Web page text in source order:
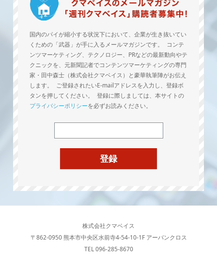
国内のパイが縮小する状況下において、企業が生き抜いてい
くための「武器」が手に入るメールマガジンです。 コンテ
ンツマーケティング、テクノロジー、PRなどの最新動向やテ
クニックを、元新聞記者でコンテンツマーケティングの専門
家・田中森士（株式会社クマベイス）と豪華執筆陣がお伝え
します。 ご登録されたいE-mailアドレスを入力し、登録ボ
タンを押してください。 登録に際しましては、本サイトの
プライバシーポリシーを必ずお読みください。
株式会社クマベイス
〒862-0950 熊本市中央区水前寺4-54-10-1F アーバンクロス
TEL 096-285-8670